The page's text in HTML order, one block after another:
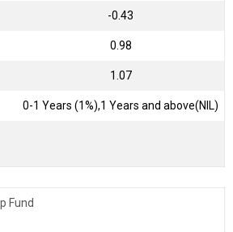
-0.43
0.98
1.07
0-1 Years (1%),1 Years and above(NIL)
Fund